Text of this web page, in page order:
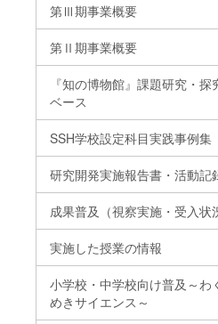
第Ⅲ期事業概要
第Ⅱ期事業概要
『知の博物館』課題研究・探
ベース
SSH学校設定科目実践事例集
研究開発実施報告書・活動記
成果普及（視察実施・受入状
実施した授業の情報
小学校・中学校向け普及～わ
めきサイエンス～